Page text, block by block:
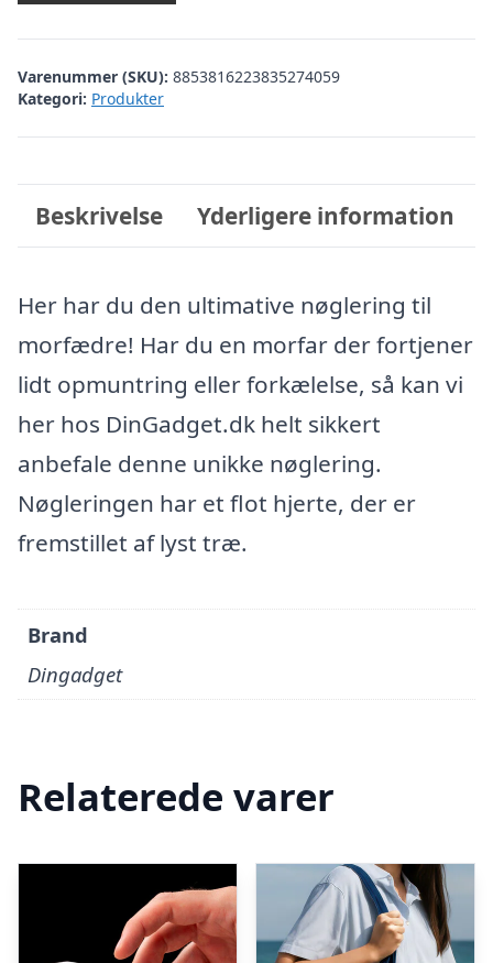
Varenummer (SKU): 8853816223835274059
Kategori: Produkter
Beskrivelse Yderligere information
Her har du den ultimative nøglering til
morfædre! Har du en morfar der fortjener
lidt opmuntring eller forkælelse, så kan vi
her hos DinGadget.dk helt sikkert
anbefale denne unikke nøglering.
Nøgleringen har et flot hjerte, der er
fremstillet af lyst træ.
Brand
Dingadget
Relaterede varer